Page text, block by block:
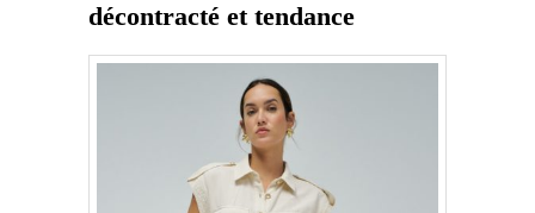
décontracté et tendance